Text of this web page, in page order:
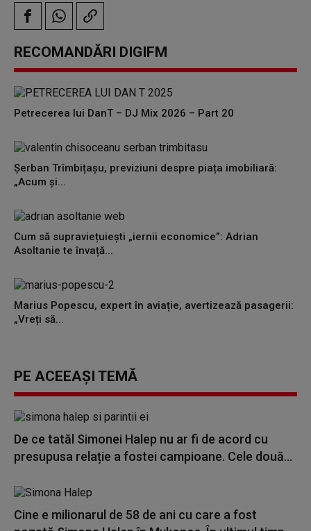
RECOMANDĂRI DIGIFM
Petrecerea lui DanT – DJ Mix 2026 – Part 20
Șerban Trîmbițașu, previziuni despre piața imobiliară:
„Acum și...
Cum să supraviețuiești „iernii economice”: Adrian
Asoltanie te învață...
Marius Popescu, expert în aviație, avertizează pasagerii:
„Vreți să...
PE ACEEAȘI TEMĂ
De ce tatăl Simonei Halep nu ar fi de acord cu
presupusa relație a fostei campioane. Cele două...
Cine e milionarul de 58 de ani cu care a fost